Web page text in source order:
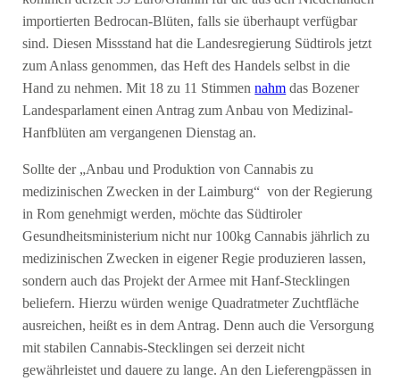
importierten Bedrocan-Blüten, falls sie überhaupt verfügbar
sind. Diesen Missstand hat die Landesregierung Südtirols jetzt
zum Anlass genommen, das Heft des Handels selbst in die
Hand zu nehmen. Mit 18 zu 11 Stimmennahm das Bozener
Landesparlament einen Antrag zum Anbau von Medizinal-
Hanfblüten am vergangenen Dienstag an.
Sollte der „Anbau und Produktion von Cannabis zu
medizinischen Zwecken in der Laimburg“ von der Regierung
in Rom genehmigt werden, möchte das Südtiroler
Gesundheitsministerium nicht nur 100kg Cannabis jährlich zu
medizinischen Zwecken in eigener Regie produzieren lassen,
sondern auch das Projekt der Armee mit Hanf-Stecklingen
beliefern. Hierzu würden wenige Quadratmeter Zuchtfläche
ausreichen, heißt es in dem Antrag. Denn auch die Versorgung
mit stabilen Cannabis-Stecklingen sei derzeit nicht
gewährleistet und dauere zu lange. An den Lieferengpässen in